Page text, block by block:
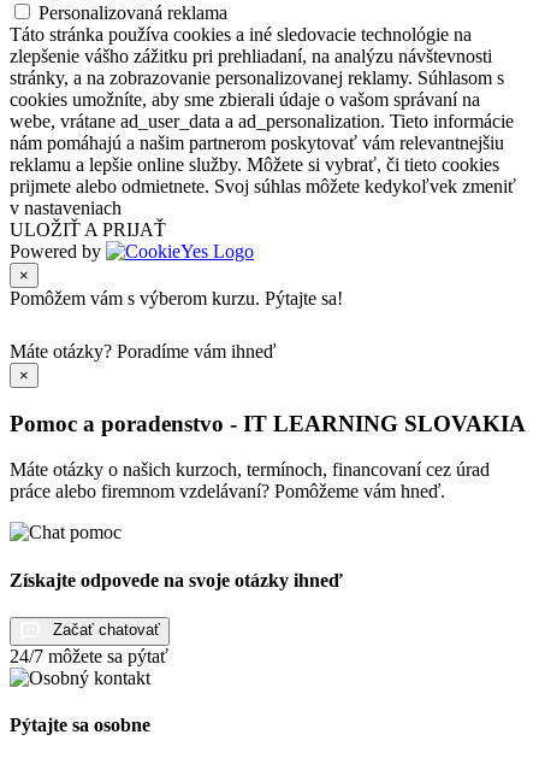
Personalizovaná reklama
Táto stránka používa cookies a iné sledovacie technológie na
zlepšenie vášho zážitku pri prehliadaní, na analýzu návštevnosti
stránky, a na zobrazovanie personalizovanej reklamy. Súhlasom s
cookies umožníte, aby sme zbierali údaje o vašom správaní na
webe, vrátane ad_user_data a ad_personalization. Tieto informácie
nám pomáhajú a našim partnerom poskytovať vám relevantnejšiu
reklamu a lepšie online služby. Môžete si vybrať, či tieto cookies
prijmete alebo odmietnete. Svoj súhlas môžete kedykoľvek zmeniť
v nastaveniach
ULOŽIŤ A PRIJAŤ
Powered by
×
Pomôžem vám s výberom kurzu. Pýtajte sa!
Máte otázky? Poradíme vám ihneď
×
Pomoc a poradenstvo - IT LEARNING SLOVAKIA
Máte otázky o našich kurzoch, termínoch, financovaní cez úrad
práce alebo firemnom vzdelávaní? Pomôžeme vám hneď.
Získajte odpovede na svoje otázky ihneď
Začať chatovať
24/7 môžete sa pýtať
Pýtajte sa osobne